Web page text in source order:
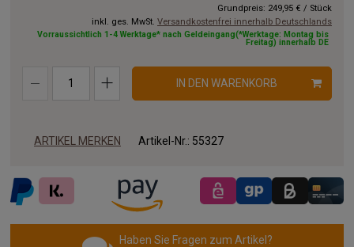
Grundpreis: 249,95 € / Stück
inkl. ges. MwSt. Versandkostenfrei innerhalb Deutschlands
Vorraussichtlich 1-4 Werktage* nach Geldeingang(*Werktage: Montag bis
Freitag) innerhalb DE
IN DEN WARENKORB
ARTIKEL MERKEN Artikel-Nr.: 55327
Haben Sie Fragen zum Artikel?